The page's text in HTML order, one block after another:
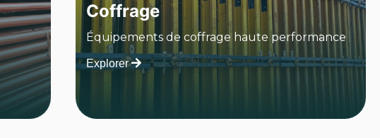
Coffrage
Équipements de coffrage haute performance
Explorer